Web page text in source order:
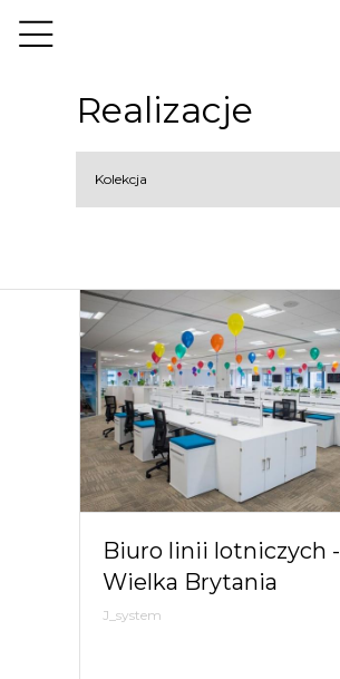
Realizacje
Kolekcja
Biuro linii lotniczych -
Wielka Brytania
J_system